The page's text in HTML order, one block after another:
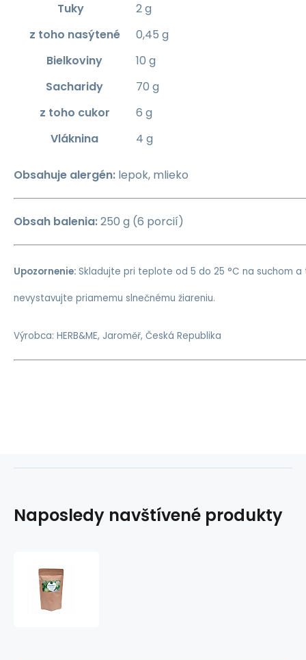
Tuky
2 g
z toho nasýtené
0,45 g
Bielkoviny
10 g
Sacharidy
70 g
z toho cukor
6 g
Vláknina
4 g
Obsahuje alergén: lepok, mlieko
Obsah balenia:250 g (6 porcií)
Upozornenie: Skladujte pri teplote od 5 do 25 °C na suchom
nevystavujte priamemu slnečnému žiareniu.
Výrobca: HERB&ME, Jaroměř, Česká Republika
Naposledy navštívené produkty